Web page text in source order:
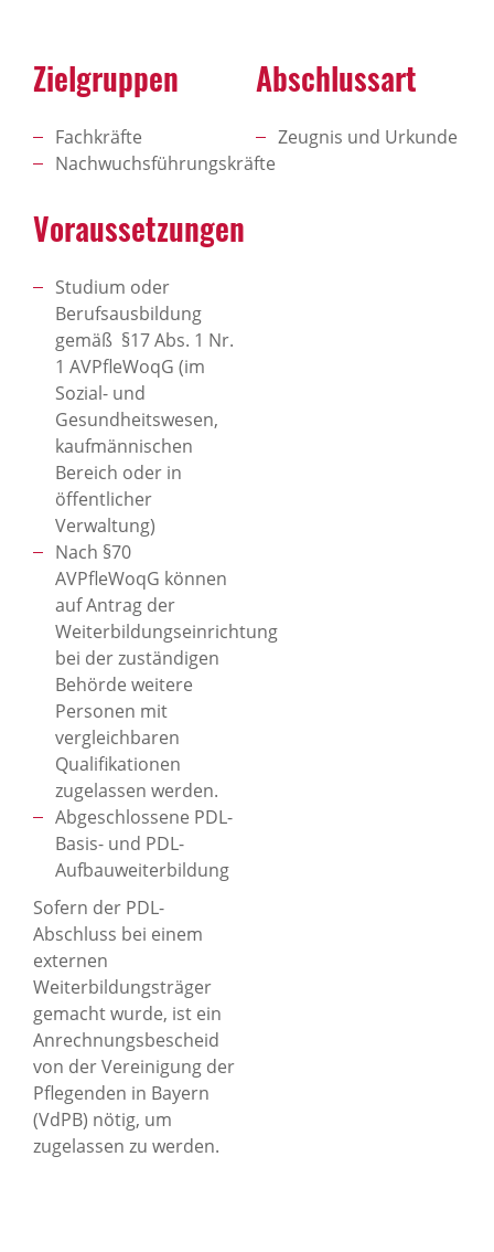
Zielgruppen
Fachkräfte
Nachwuchsführungskräfte
Abschlussart
Zeugnis und Urkunde
Voraussetzungen
Studium oder
Berufsausbildung
gemäß §17 Abs. 1 Nr.
1 AVPfleWoqG (im
Sozial- und
Gesundheitswesen,
kaufmännischen
Bereich oder in
öffentlicher
Verwaltung)
Nach §70
AVPfleWoqG können
auf Antrag der
Weiterbildungseinrichtung
bei der zuständigen
Behörde weitere
Personen mit
vergleichbaren
Qualifikationen
zugelassen werden.
Abgeschlossene PDL-
Basis- und PDL-
Aufbauweiterbildung
Sofern der PDL-
Abschluss bei einem
externen
Weiterbildungsträger
gemacht wurde, ist ein
Anrechnungsbescheid
von der Vereinigung der
Pflegenden in Bayern
(VdPB) nötig, um
zugelassen zu werden.